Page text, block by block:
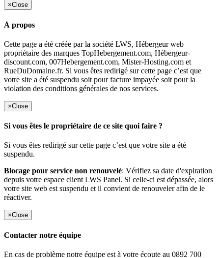
×Close
À propos
Cette page a été créée par la société LWS, Hébergeur web
propriétaire des marques TopHebergement.com, Hébergeur-
discount.com, 007Hebergement.com, Mister-Hosting.com et
RueDuDomaine.fr. Si vous êtes redirigé sur cette page c’est que
votre site a été suspendu soit pour facture impayée soit pour la
violation des conditions générales de nos services.
×Close
Si vous êtes le propriétaire de ce site quoi faire ?
Si vous êtes redirigé sur cette page c’est que votre site a été
suspendu.
Blocage pour service non renouvelé: Vérifiez sa date d'expiration
depuis votre espace client LWS Panel. Si celle-ci est dépassée, alors
votre site web est suspendu et il convient de renouveler afin de le
réactiver.
×Close
Contacter notre équipe
En cas de problème notre équipe est à votre écoute au 0892 700